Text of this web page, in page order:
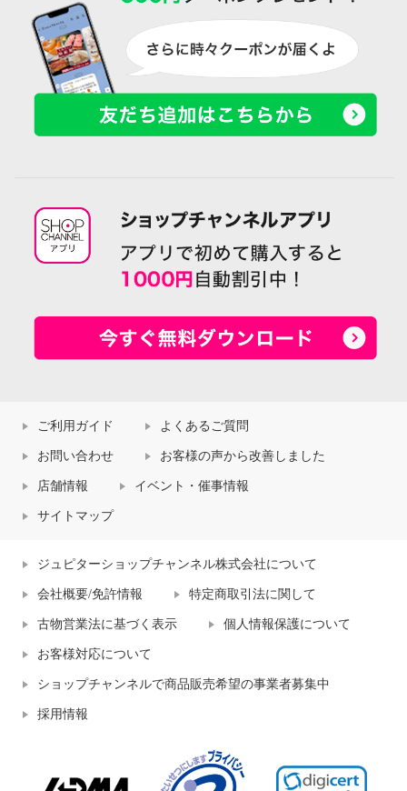
ご利用ガイド よくあるご質問
お問い合わせ お客様の声から改善しました
店舗情報 イベント・催事情報
サイトマップ
ジュピターショップチャンネル株式会社について
会社概要/免許情報 特定商取引法に関して
古物営業法に基づく表示 個人情報保護について
お客様対応について
ショップチャンネルで商品販売希望の事業者募集中
採用情報